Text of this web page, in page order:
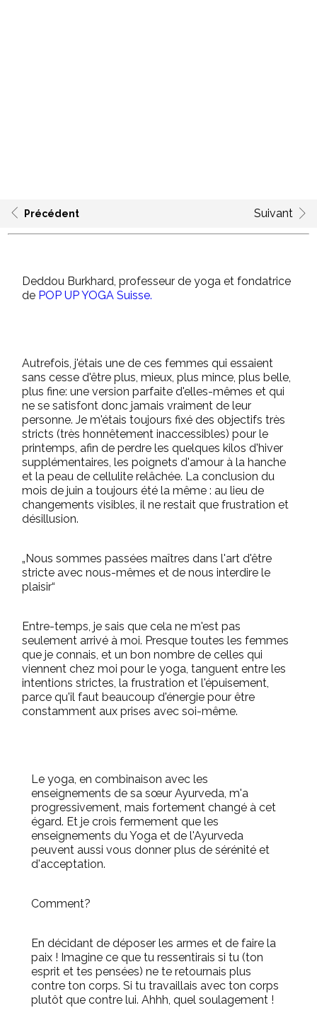
Précédent Suivant
Deddou Burkhard, professeur de yoga et fondatrice
de POP UP YOGA Suisse.
Autrefois, j'étais une de ces femmes qui essaient
sans cesse d'être plus, mieux, plus mince, plus belle,
plus fine: une version parfaite d'elles-mêmes et qui
ne se satisfont donc jamais vraiment de leur
personne. Je m'étais toujours fixé des objectifs très
stricts (très honnêtement inaccessibles) pour le
printemps, afin de perdre les quelques kilos d'hiver
supplémentaires, les poignets d'amour à la hanche
et la peau de cellulite relâchée. La conclusion du
mois de juin a toujours été la même : au lieu de
changements visibles, il ne restait que frustration et
désillusion.
„Nous sommes passées maîtres dans l'art d'être
stricte avec nous-mêmes et de nous interdire le
plaisir“
Entre-temps, je sais que cela ne m'est pas
seulement arrivé à moi. Presque toutes les femmes
que je connais, et un bon nombre de celles qui
viennent chez moi pour le yoga, tanguent entre les
intentions strictes, la frustration et l'épuisement,
parce qu'il faut beaucoup d'énergie pour être
constamment aux prises avec soi-même.
Le yoga, en combinaison avec les
enseignements de sa sœur Ayurveda, m'a
progressivement, mais fortement changé à cet
égard. Et je crois fermement que les
enseignements du Yoga et de l'Ayurveda
peuvent aussi vous donner plus de sérénité et
d'acceptation.
Comment?
En décidant de déposer les armes et de faire la
paix ! Imagine ce que tu ressentirais si tu (ton
esprit et tes pensées) ne te retournais plus
contre ton corps. Si tu travaillais avec ton corps
plutôt que contre lui. Ahhh, quel soulagement !